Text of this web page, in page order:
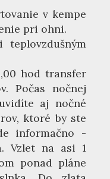
v kempe
pri ohni.
hod transfer
Počas nočnej
aj nočné
ktoré by ste
informačno -
Vzlet na asi 1
ponad pláne